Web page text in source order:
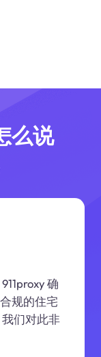
么说
确
规的住宅
们对此非